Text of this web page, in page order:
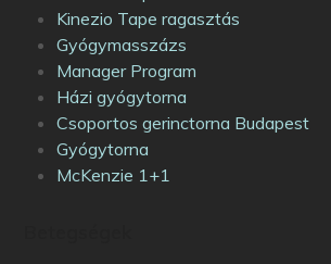
Kinezio Tape ragasztás
Gyógymasszázs
Manager Program
Házi gyógytorna
Csoportos gerinctorna Budapest
Gyógytorna
McKenzie 1+1